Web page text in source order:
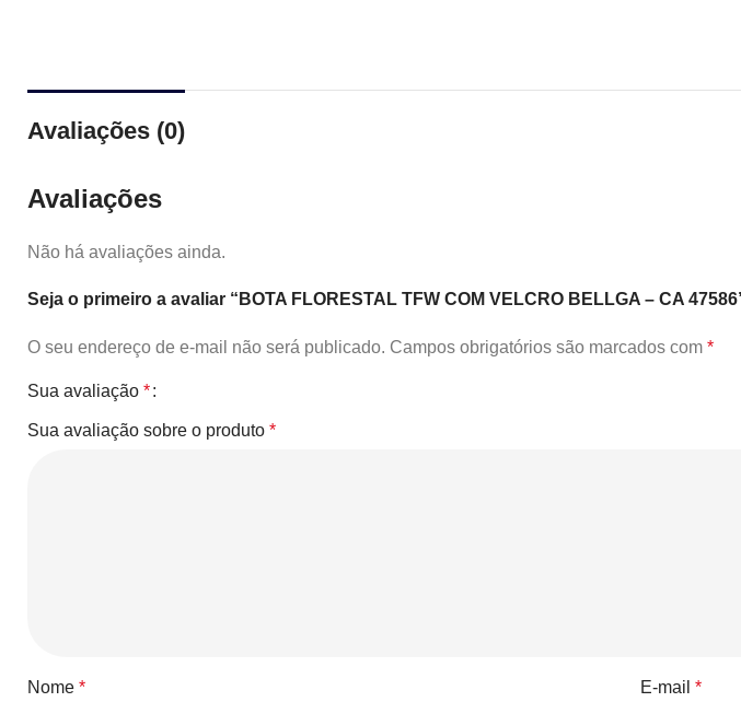
Avaliações (0)
Avaliações
Não há avaliações ainda.
Seja o primeiro a avaliar “BOTA FLORESTAL TFW COM VELCRO BELLGA – CA
O seu endereço de e-mail não será publicado. Campos obrigatórios são marcados com *
Sua avaliação *
Sua avaliação sobre o produto *
Nome * E-mail *